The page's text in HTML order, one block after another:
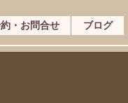
・お問合せ ブログ